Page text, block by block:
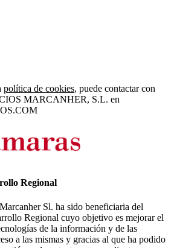
política de cookies, puede contactar con
MARCANHER, S.L. en
Regional
Sl. ha sido beneficiaria del
Regional cuyo objetivo es mejorar el
de la información y de las
a las mismas y gracias al que ha podido